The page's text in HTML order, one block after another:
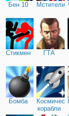
Бен 10 Мстители
Стикмен ГТА
Бомба
корабли